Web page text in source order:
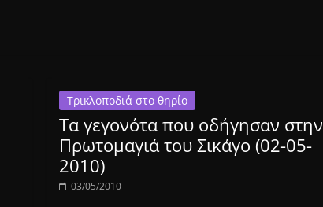
Τρικλοποδιά στο θηρίο
Τα γεγονότα που οδήγησαν στην
Πρωτομαγιά του Σικάγο (02-05-
2010)
03/05/2010